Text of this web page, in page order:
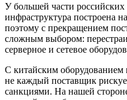
У большей части
инфраструктура построена
поэтому с прекращением
сложным выбором:
серверное и сетевое
С китайским
не каждый поставщик
санкциями. На нашей